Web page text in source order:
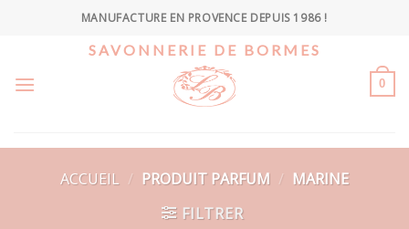
MANUFACTURE EN PROVENCE DEPUIS 1986 !
SAVONNERIE DE BORMES
0
ACCUEIL / PRODUIT PARFUM / MARINE
FILTRER